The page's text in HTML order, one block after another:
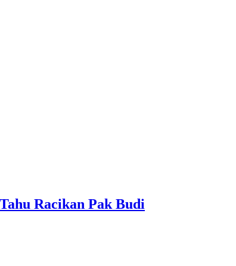
Racikan Pak Budi